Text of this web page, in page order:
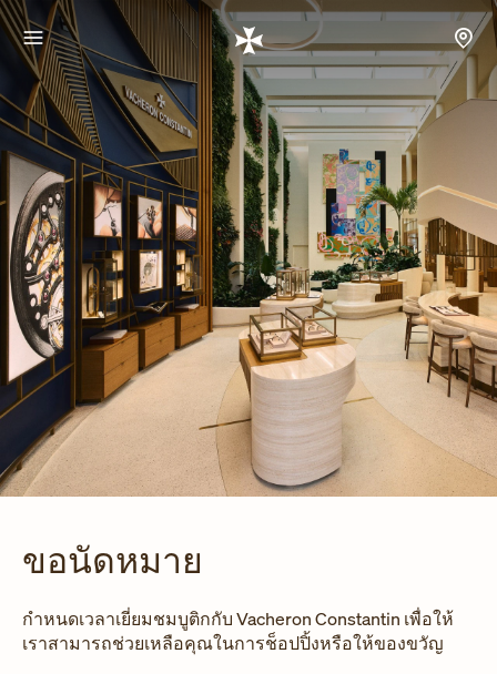
ขอนัดหมาย
กำหนดเวลาเยี่ยมชมบูติกกับ Vacheron Constantin เพื่อให้
เราสามารถช่วยเหลือคุณในการช็อปปิ้งหรือให้ของขวัญ